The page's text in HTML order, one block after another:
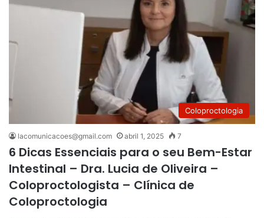
Coloproctologia
lacomunicacoes@gmail.com abril 1, 2025 7
6 Dicas Essenciais para o seu Bem-Estar
Intestinal – Dra. Lucia de Oliveira –
Coloproctologista – Clínica de
Coloproctologia